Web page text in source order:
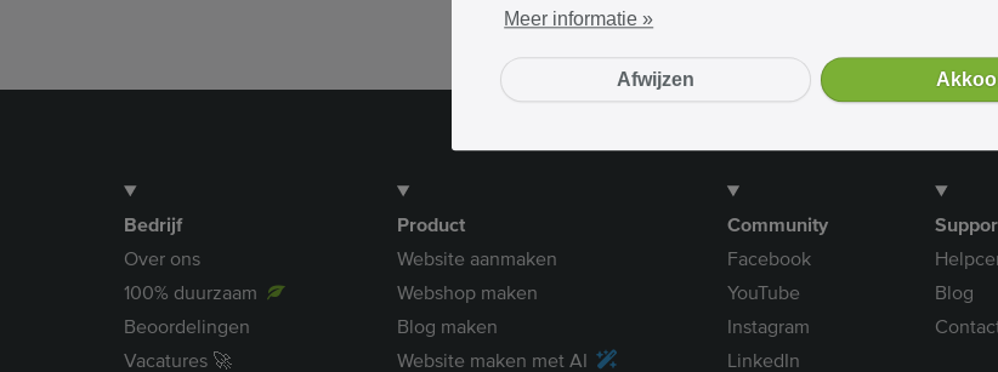
Bedrijf
Over ons
100% duurzaam
Beoordelingen
Vacatures 🚀
Product
Website aanmaken
Webshop maken
Blog maken
Website maken met AI
Community
Facebook
YouTube
Instagram
LinkedIn
Blog
Meer informatie »
Afwijzen